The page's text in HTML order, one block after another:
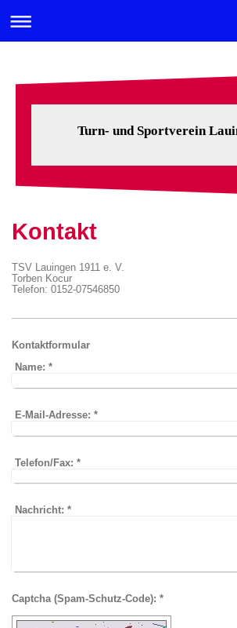
Turn- und Sportverein
Kontakt
TSV Lauingen 1911 e. V.
Torben Kocur
Telefon: 0152-07546850
Kontaktformular
Name: *
E-Mail-Adresse: *
Telefon/Fax: *
Nachricht: *
Captcha (Spam-Schutz-Code): *